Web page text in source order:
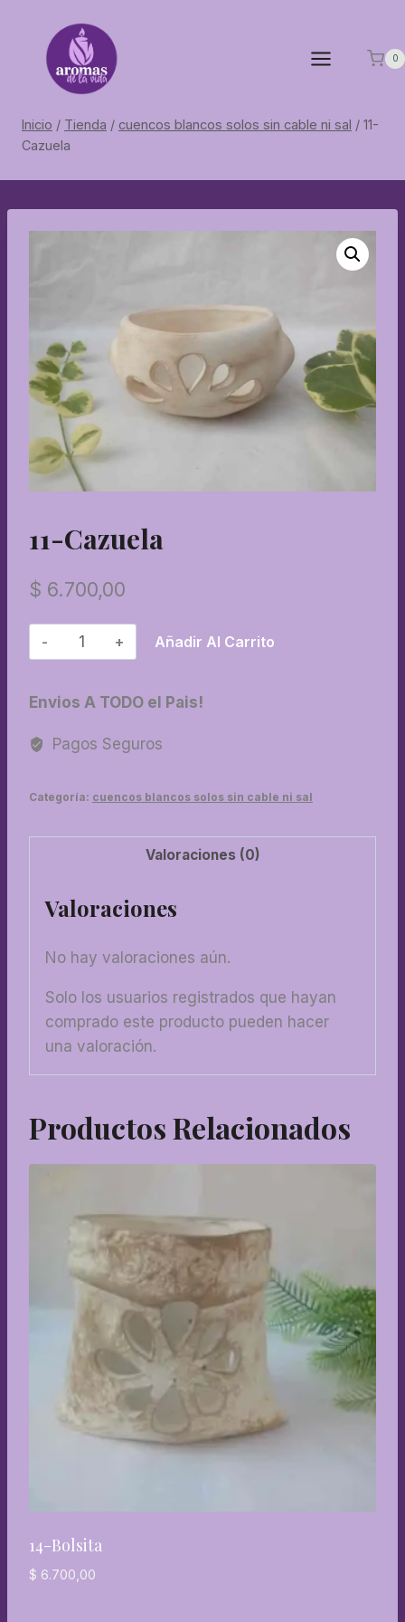
contenido
0
Inicio / Tienda / cuencos blancos solos sin cable ni sal / 11-
Cazuela
11-Cazuela
$ 6.700,00
11-
Cazuela
Añadir Al Carrito
Envios A TODO el Pais!
Pagos Seguros
Categoría: cuencos blancos solos sin cable ni sal
Valoraciones (0)
Valoraciones
No hay valoraciones aún.
Solo los usuarios registrados que hayan
comprado este producto pueden hacer
una valoración.
Productos Relacionados
14-Bolsita
$ 6.700,00